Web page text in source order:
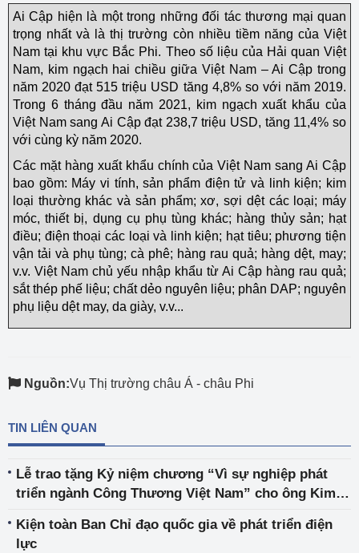
Ai Cập hiện là một trong những đối tác thương mại quan
trọng nhất và là thị trường còn nhiều tiềm năng của Việt
Nam tại khu vực Bắc Phi. Theo số liệu của Hải quan Việt
Nam, kim ngạch hai chiều giữa Việt Nam – Ai Cập trong
năm 2020 đạt 515 triệu USD tăng 4,8% so với năm 2019.
Trong 6 tháng đầu năm 2021, kim ngạch xuất khẩu của
Việt Nam sang Ai Cập đạt 238,7 triệu USD, tăng 11,4% so
với cùng kỳ năm 2020.
Các mặt hàng xuất khẩu chính của Việt Nam sang Ai Cập
bao gồm: Máy vi tính, sản phẩm điện tử và linh kiện; kim
loại thường khác và sản phẩm; xơ, sợi dệt các loại; máy
móc, thiết bị, dụng cụ phụ tùng khác; hàng thủy sản; hạt
điều; điện thoại các loại và linh kiện; hạt tiêu; phương tiện
vận tải và phụ tùng; cà phê; hàng rau quả; hàng dệt, may;
v.v. Việt Nam chủ yếu nhập khẩu từ Ai Cập hàng rau quả;
sắt thép phế liệu; chất dẻo nguyên liệu; phân DAP; nguyên
phụ liệu dệt may, da giày, v.v...
Nguồn:Vụ Thị trường châu Á - châu Phi
TIN LIÊN QUAN
Lễ trao tặng Kỷ niệm chương “Vì sự nghiệp phát
triển ngành Công Thương Việt Nam” cho ông Kim
Nam
Kiện toàn Ban Chỉ đạo quốc gia về phát triển điện
lực